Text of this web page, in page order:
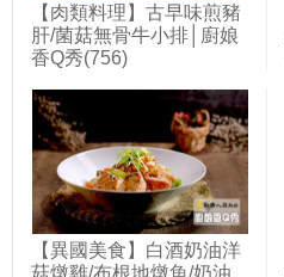
【肉類料理】古早味煎豬
肝/菌菇無骨牛小排│廚娘
香Q秀(756)
【異國美食】白酒奶油洋
菇燉雞/布根地燉魚/奶油